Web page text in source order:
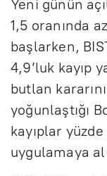
Yeni günün
1,5 oranında
başlarken,
4,9’luk kayıp
butlan
yoğunlaştığı
kayıplar
uygulamaya